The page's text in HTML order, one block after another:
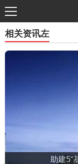
相关资讯左
助建5“